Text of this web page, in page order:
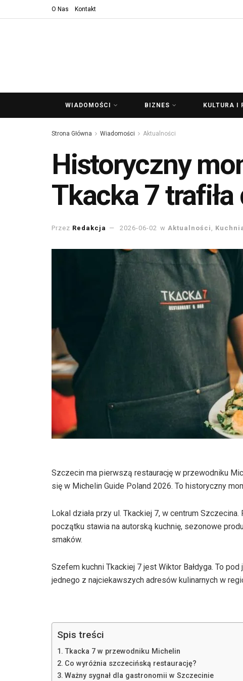
O Nas Kontakt
WIADOMOŚCI BIZNES KULTURA I
Strona Główna Wiadomości Aktualności
Historyczny
Tkacka 7
Przez Redakcja 2026-06-02 w Aktualności ,
Szczecin ma pierwszą restaurację w przewodniku
się w Michelin Guide Poland 2026. To historyczny
Lokal działa przy ul. Tkackiej 7, w centrum
początku stawia na autorską kuchnię, sezonowe
smaków.
Szefem kuchni Tkackiej 7 jest Wiktor Bałdyga. To
jednego z najciekawszych adresów kulinarnych w
Spis treści
Tkacka 7 w przewodniku Michelin
Co wyróżnia szczecińską restaurację?
Ważny sygnał dla gastronomii w Szczecinie